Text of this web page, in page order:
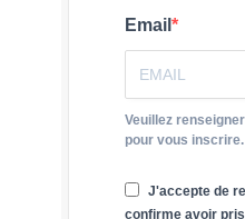
Email
Veuillez
pour vous
J'accepte de
confirme avoir